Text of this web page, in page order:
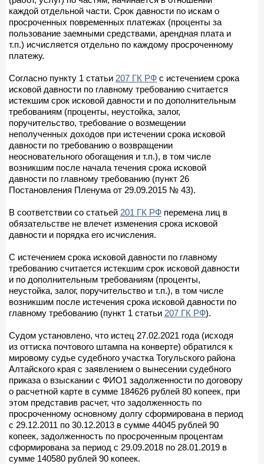
каждой отдельной части. Срок давности по искам о
просроченных повременных платежах (проценты за
пользование заемными средствами, арендная плата и
т.п.) исчисляется отдельно по каждому просроченному
платежу.
Согласно пункту 1 статьи 207 ГК РФ с истечением срока
исковой давности по главному требованию считается
истекшим срок исковой давности и по дополнительным
требованиям (проценты, неустойка, залог,
поручительство, требование о возмещении
неполученных доходов при истечении срока исковой
давности по требованию о возвращении
неосновательного обогащения и т.п.), в том числе
возникшим после начала течения срока исковой
давности по главному требованию (пункт 26
Постановления Пленума от 29.09.2015 № 43).
В соответствии со статьей 201 ГК РФ перемена лиц в
обязательстве не влечет изменения срока исковой
давности и порядка его исчисления.
С истечением срока исковой давности по главному
требованию считается истекшим срок исковой давности
и по дополнительным требованиям (проценты,
неустойка, залог, поручительство и т.п.), в том числе
возникшим после истечения срока исковой давности по
главному требованию (пункт 1 статьи 207 ГК РФ).
Судом установлено, что истец 27.02.2021 года (исходя
из оттиска почтового штампа на конверте) обратился к
мировому судье судебного участка Тогульского района
Алтайского края с заявлением о вынесении судебного
приказа о взыскании с ФИО1 задолженности по договору
о расчетной карте в сумме 184626 рублей 80 копеек, при
этом представив расчет, что задолженность по
просроченному основному долгу сформирована в период
с 29.12.2011 по 30.12.2013 в сумме 44045 рублей 90
копеек, задолженность по просроченным процентам
сформирована за период с 29.09.2018 по 28.01.2019 в
сумме 140580 рублей 90 копеек.